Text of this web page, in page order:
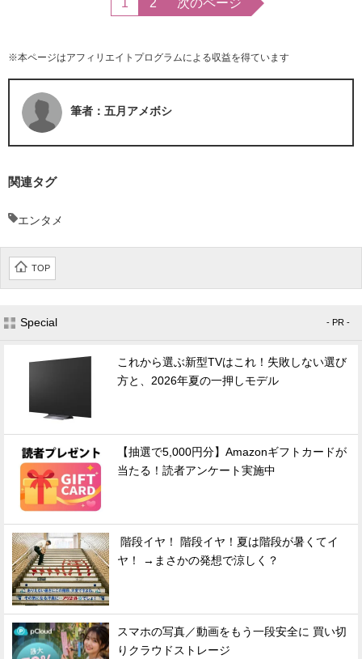
1 2 次のページ
※本ページはアフィリエイトプログラムによる収益を得ています
筆者：五月アメボシ
関連タグ
エンタメ
TOP
Special - PR -
これから選ぶ新型TVはこれ！失敗しない選び
方と、2026年夏の一押しモデル
【抽選で5,000円分】Amazonギフトカードが
当たる！読者アンケート実施中
階段イヤ！ 階段イヤ！夏は階段が暑くてイ
ヤ！ →まさかの発想で涼しく？
スマホの写真／動画をもう一段安全に 買い切
りクラウドストレージ